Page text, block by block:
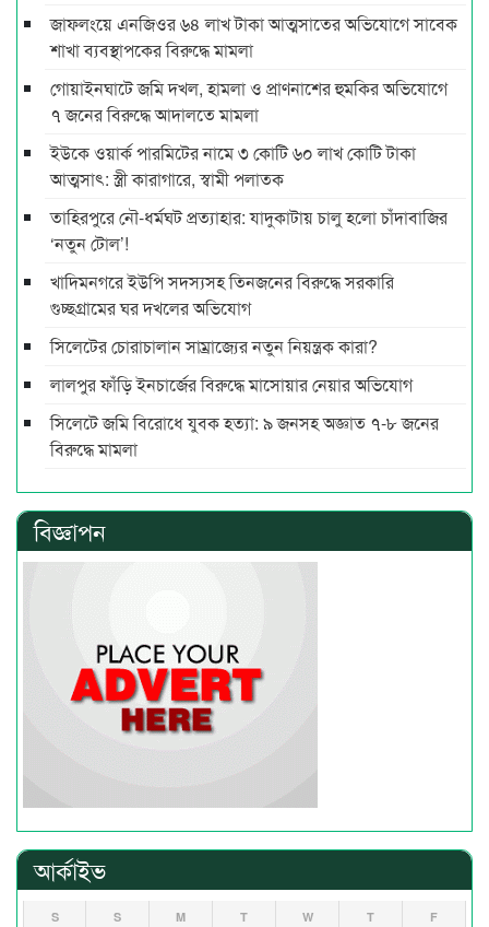
জাফলংয়ে এনজিওর ৬৪ লাখ টাকা আত্মসাতের অভিযোগে সাবেক
শাখা ব্যবস্থাপকের বিরুদ্ধে মামলা
গোয়াইনঘাটে জমি দখল, হামলা ও প্রাণনাশের হুমকির অভিযোগে
৭ জনের বিরুদ্ধে আদালতে মামলা
ইউকে ওয়ার্ক পারমিটের নামে ৩ কোটি ৬০ লাখ কোটি টাকা
আত্মসাৎ: স্ত্রী কারাগারে, স্বামী পলাতক
তাহিরপুরে নৌ-ধর্মঘট প্রত্যাহার: যাদুকাটায় চালু হলো চাঁদাবাজির
‘নতুন টোল’!
খাদিমনগরে ইউপি সদস্যসহ তিনজনের বিরুদ্ধে সরকারি
গুচ্ছগ্রামের ঘর দখলের অভিযোগ
সিলেটের চোরাচালান সাম্রাজ্যের নতুন নিয়ন্ত্রক কারা?
লালপুর ফাঁড়ি ইনচার্জের বিরুদ্ধে মাসোয়ার নেয়ার অভিযোগ
সিলেটে জমি বিরোধে যুবক হত্যা: ৯ জনসহ অজ্ঞাত ৭-৮ জনের
বিরুদ্ধে মামলা
বিজ্ঞাপন
আর্কাইভ
S S M T W T F